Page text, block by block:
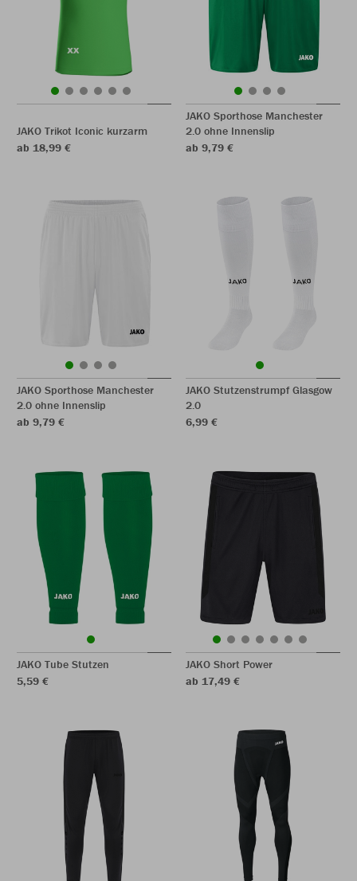
JAKO Trikot Iconic kurzarm
ab 18,99 €
JAKO Sporthose Manchester
2.0 ohne Innenslip
ab 9,79 €
JAKO Sporthose Manchester
2.0 ohne Innenslip
ab 9,79 €
JAKO Stutzenstrumpf Glasgow
2.0
6,99 €
JAKO Tube Stutzen
5,59 €
JAKO Short Power
ab 17,49 €